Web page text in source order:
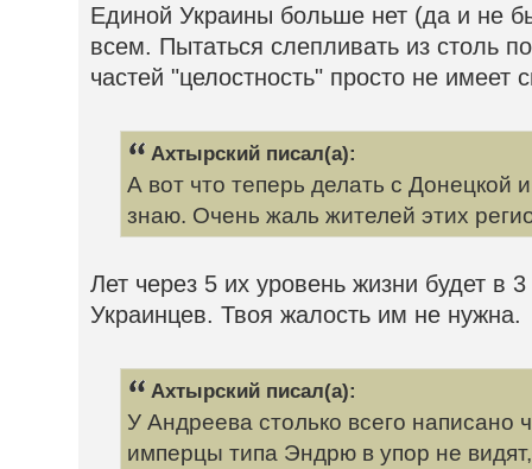
Единой Украины больше нет (да и не
всем. Пытаться слепливать из столь
частей "целостность" просто не имеет
Ахтырский писал(а):
А вот что теперь делать с Донецкой
знаю. Очень жаль жителей этих
Лет через 5 их уровень жизни будет в
Украинцев. Твоя жалость им не нужна.
Ахтырский писал(а):
У Андреева столько всего написано
имперцы типа Эндрю в упор не